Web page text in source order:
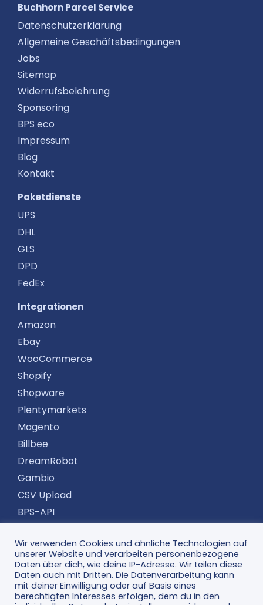
Buchhorn Parcel Service
Datenschutzerklärung
Allgemeine Geschäftsbedingungen
Jobs
Sitemap
Widerrufsbelehrung
Sponsoring
BPS eco
Impressum
Blog
Kontakt
Paketdienste
UPS
DHL
GLS
DPD
FedEx
Integrationen
Amazon
Ebay
WooCommerce
Shopify
Shopware
Plentymarkets
Magento
Billbee
DreamRobot
Gambio
CSV Upload
BPS-API
Xentral
Sendungen
International versenden
Wir verwenden Cookies und ähnliche Technologien auf
unserer Website und verarbeiten personenbezogene
Daten über dich, wie deine IP-Adresse. Wir teilen diese
Daten auch mit Dritten. Die Datenverarbeitung kann
mit deiner Einwilligung oder auf Basis eines
berechtigten Interesses erfolgen, dem du in den